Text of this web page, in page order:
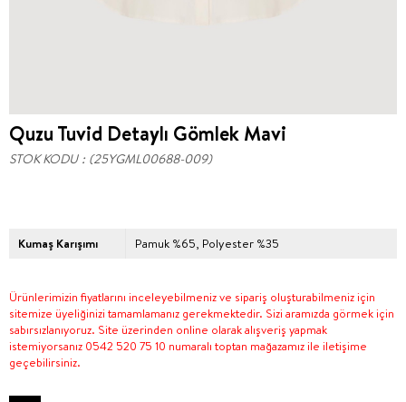
Quzu Tuvid Detaylı Gömlek Mavi
STOK KODU (25YGML00688-009)
Kumaş Karışımı Pamuk %65, Polyester %35
Ürünlerimizin fiyatlarını inceleyebilmeniz ve sipariş oluşturabilmeniz için
sitemize üyeliğinizi tamamlamanız gerekmektedir. Sizi aramızda görmek için
sabırsızlanıyoruz. Site üzerinden online olarak alışveriş yapmak
istemiyorsanız 0542 520 75 10 numaralı toptan mağazamız ile iletişime
geçebilirsiniz.